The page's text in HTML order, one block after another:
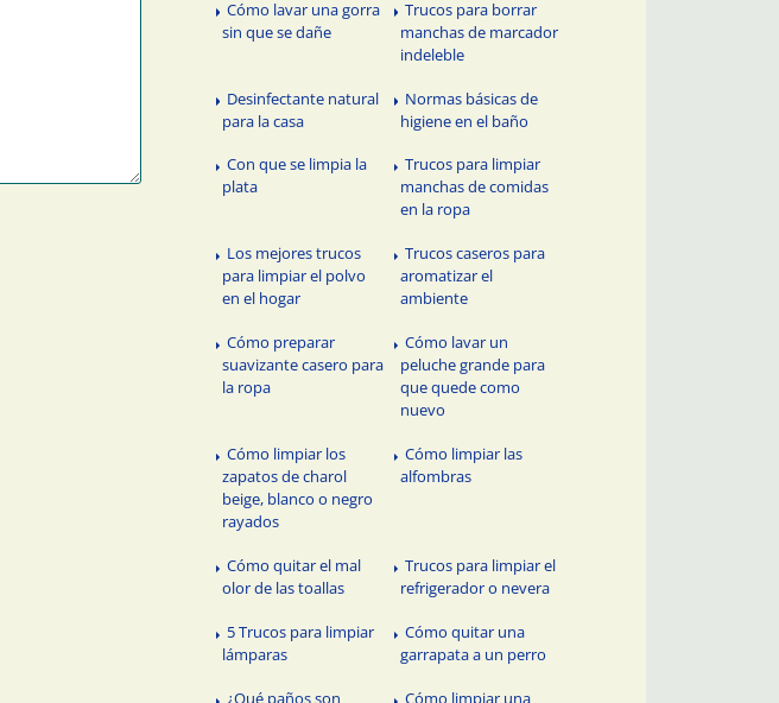
Cómo lavar una gorra
sin que se dañe
Trucos para borrar
manchas de marcador
indeleble
Desinfectante natural
para la casa
Normas básicas de
higiene en el baño
Con que se limpia la
plata
Trucos para limpiar
manchas de comidas
en la ropa
Los mejores trucos
para limpiar el polvo
en el hogar
Trucos caseros para
aromatizar el
ambiente
Cómo preparar
suavizante casero para
la ropa
Cómo lavar un
peluche grande para
que quede como
nuevo
Cómo limpiar los
zapatos de charol
beige, blanco o negro
rayados
Cómo limpiar las
alfombras
Cómo quitar el mal
olor de las toallas
Trucos para limpiar el
refrigerador o nevera
5 Trucos para limpiar
lámparas
Cómo quitar una
garrapata a un perro
¿Qué paños son Cómo limpiar una